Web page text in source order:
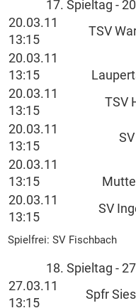
17. Spieltag -
20.03.11
13:15
TSV
20.03.11
13:15
20.03.11
13:15
TSV
20.03.11
13:15
20.03.11
13:15
20.03.11
13:15
SV
Spielfrei: SV Fischbach
18. Spieltag -
27.03.11
13:15
Spfr